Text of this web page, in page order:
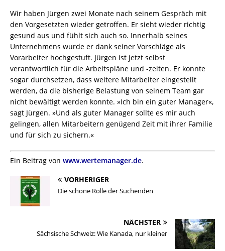
Wir haben Jürgen zwei Monate nach seinem Gespräch mit
den Vorgesetzten wieder getroffen. Er sieht wieder richtig
gesund aus und fühlt sich auch so. Innerhalb seines
Unternehmens wurde er dank seiner Vorschläge als
Vorarbeiter hochgestuft. Jürgen ist jetzt selbst
verantwortlich für die Arbeitspläne und -zeiten. Er konnte
sogar durchsetzen, dass weitere Mitarbeiter eingestellt
werden, da die bisherige Belastung von seinem Team gar
nicht bewältigt werden konnte. »Ich bin ein guter Manager«,
sagt Jürgen. »Und als guter Manager sollte es mir auch
gelingen, allen Mitarbeitern genügend Zeit mit ihrer Familie
und für sich zu sichern.«
Ein Beitrag von www.wertemanager.de.
VORHERIGER
Die schöne Rolle der Suchenden
NÄCHSTER
Sächsische Schweiz: Wie Kanada, nur kleiner